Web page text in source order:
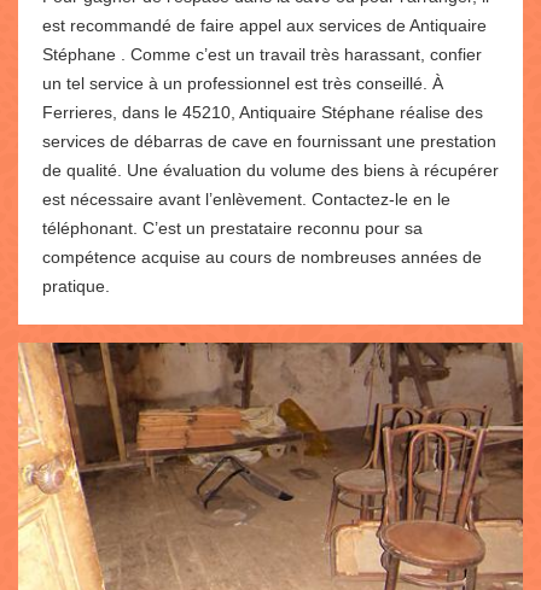
est recommandé de faire appel aux services de Antiquaire
Stéphane . Comme c’est un travail très harassant, confier
un tel service à un professionnel est très conseillé. À
Ferrieres, dans le 45210, Antiquaire Stéphane réalise des
services de débarras de cave en fournissant une prestation
de qualité. Une évaluation du volume des biens à récupérer
est nécessaire avant l’enlèvement. Contactez-le en le
téléphonant. C’est un prestataire reconnu pour sa
compétence acquise au cours de nombreuses années de
pratique.